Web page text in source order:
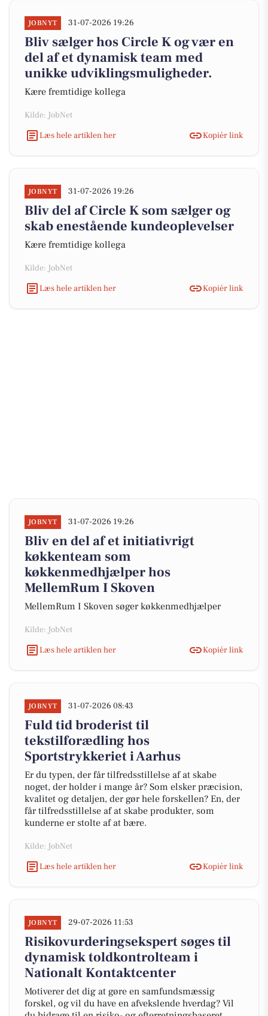
JOBNYT 31-07-2026 19:26
Bliv sælger hos Circle K og vær en
del af et dynamisk team med
unikke udviklingsmuligheder.
Kære fremtidige kollega
Kilde: JobNet
Læs hele artiklen her
Kopiér link
JOBNYT 31-07-2026 19:26
Bliv del af Circle K som sælger og
skab enestående kundeoplevelser
Kære fremtidige kollega
Kilde: JobNet
Læs hele artiklen her
Kopiér link
JOBNYT 31-07-2026 19:26
Bliv en del af et initiativrigt
køkkenteam som
køkkenmedhjælper hos
MellemRum I Skoven
MellemRum I Skoven søger køkkenmedhjælper
Kilde: JobNet
Læs hele artiklen her
Kopiér link
JOBNYT 31-07-2026 08:43
Fuld tid broderist til
tekstilforædling hos
Sportstrykkeriet i Aarhus
Er du typen, der får tilfredsstillelse af at skabe
noget, der holder i mange år? Som elsker præcision,
kvalitet og detaljen, der gør hele forskellen? En, der
får tilfredsstillelse af at skabe produkter, som
kunderne er stolte af at bære.
Kilde: JobNet
Læs hele artiklen her
Kopiér link
JOBNYT 29-07-2026 11:53
Risikovurderingsekspert søges til
dynamisk toldkontrolteam i
Nationalt Kontaktcenter
Motiverer det dig at gøre en samfundsmæssig
forskel, og vil du have en afvekslende hverdag? Vil